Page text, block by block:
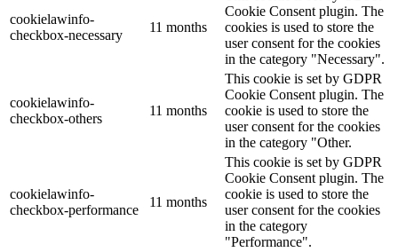
cookielawinfo-
checkbox-necessary
11 months
Cookie Consent plugin. The
cookies is used to store the
user consent for the cookies
in the category "Necessary".
cookielawinfo-
checkbox-others
11 months
This cookie is set by GDPR
Cookie Consent plugin. The
cookie is used to store the
user consent for the cookies
in the category "Other.
cookielawinfo-
checkbox-performance
11 months
This cookie is set by GDPR
Cookie Consent plugin. The
cookie is used to store the
user consent for the cookies
in the category
"Performance".